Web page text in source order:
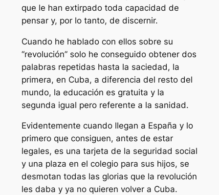
que le han extirpado toda capacidad de
pensar y, por lo tanto, de discernir.
Cuando he hablado con ellos sobre su
“revolución” solo he conseguido obtener dos
palabras repetidas hasta la saciedad, la
primera, en Cuba, a diferencia del resto del
mundo, la educación es gratuita y la
segunda igual pero referente a la sanidad.
Evidentemente cuando llegan a España y lo
primero que consiguen, antes de estar
legales, es una tarjeta de la seguridad social
y una plaza en el colegio para sus hijos, se
desmotan todas las glorias que la revolución
les daba y ya no quieren volver a Cuba.